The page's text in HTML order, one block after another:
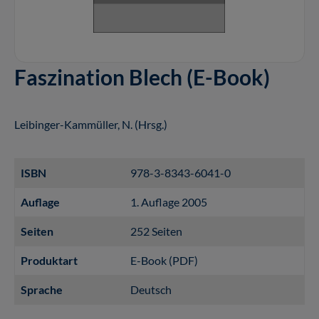
Faszination Blech (E-Book)
Leibinger-Kammüller, N. (Hrsg.)
ISBN 978-3-8343-6041-0
Auflage 1. Auflage 2005
Seiten 252 Seiten
Produktart E-Book (PDF)
Sprache Deutsch